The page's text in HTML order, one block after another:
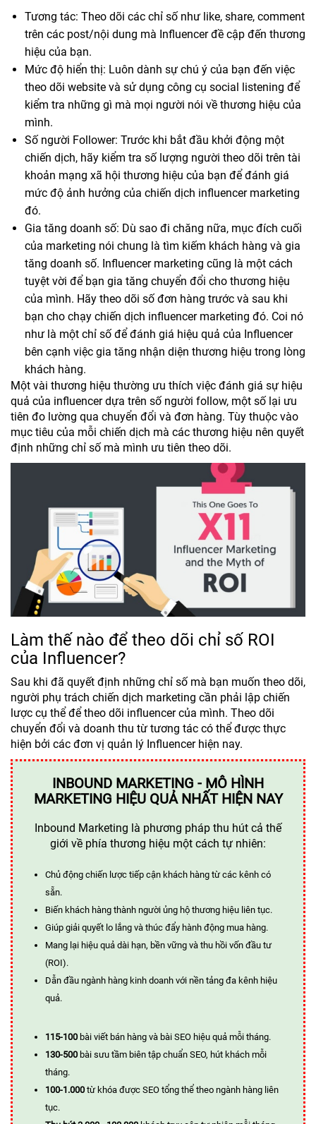
Tương tác: Theo dõi các chỉ số như like, share, comment
trên các post/nội dung mà Influencer đề cập đến thương
hiệu của bạn.
Mức độ hiển thị: Luôn dành sự chú ý của bạn đến việc
theo dõi website và sử dụng công cụ social listening để
kiểm tra những gì mà mọi người nói về thương hiệu của
mình.
Số người Follower: Trước khi bắt đầu khởi động một
chiến dịch, hãy kiểm tra số lượng người theo dõi trên tài
khoản mạng xã hội thương hiệu của bạn để đánh giá
mức độ ảnh hưởng của chiến dịch influencer marketing
đó.
Gia tăng doanh số: Dù sao đi chăng nữa, mục đích cuối
của marketing nói chung là tìm kiếm khách hàng và gia
tăng doanh số. Influencer marketing cũng là một cách
tuyệt vời để bạn gia tăng chuyển đổi cho thương hiệu
của mình. Hãy theo dõi số đơn hàng trước và sau khi
bạn cho chạy chiến dịch influencer marketing đó. Coi nó
như là một chỉ số để đánh giá hiệu quả của Influencer
bên cạnh việc gia tăng nhận diện thương hiệu trong lòng
khách hàng.
Một vài thương hiệu thường ưu thích việc đánh giá sự hiệu
quả của influencer dựa trên số người follow, một số lại ưu
tiên đo lường qua chuyển đổi và đơn hàng. Tùy thuộc vào
mục tiêu của mỗi chiến dịch mà các thương hiệu nên quyết
định những chỉ số mà mình ưu tiên theo dõi.
Làm thế nào để theo dõi chỉ số ROI
của Influencer?
Sau khi đã quyết định những chỉ số mà bạn muốn theo dõi,
người phụ trách chiến dịch marketing cần phải lập chiến
lược cụ thể để theo dõi influencer của mình. Theo dõi
chuyển đổi và doanh thu từ tương tác có thể được thực
hiện bởi các đơn vị quản lý Influencer hiện nay.
INBOUND MARKETING - MÔ HÌNH
MARKETING HIỆU QUẢ NHẤT HIỆN NAY
Inbound Marketing là phương pháp thu hút cả thế
giới về phía thương hiệu một cách tự nhiên:
Chủ động chiến lược tiếp cận khách hàng từ các kênh có
sẵn.
Biến khách hàng thành người ủng hộ thương hiệu liên tục.
Giúp giải quyết lo lắng và thúc đẩy hành động mua hàng.
Mang lại hiệu quả dài hạn, bền vững và thu hồi vốn đầu tư
(ROI).
Dẫn đầu ngành hàng kinh doanh với nền tảng đa kênh hiệu
quả.
115-100 bài viết bán hàng và bài SEO hiệu quả mỗi tháng.
130-500 bài sưu tầm biên tập chuẩn SEO, hút khách mỗi
tháng.
100-1.000 từ khóa được SEO tổng thể theo ngành hàng liên
tục.